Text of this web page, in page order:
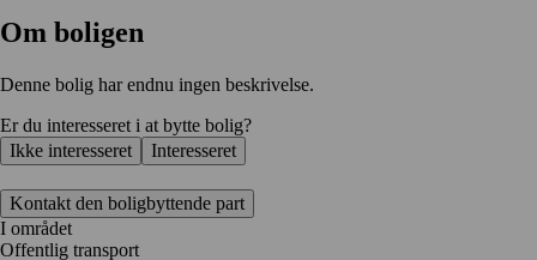
Om boligen
Denne bolig har endnu ingen beskrivelse.
Er du interesseret i at bytte bolig?
Ikke interesseret
Interesseret
Kontakt den boligbyttende part
I området
Offentlig transport